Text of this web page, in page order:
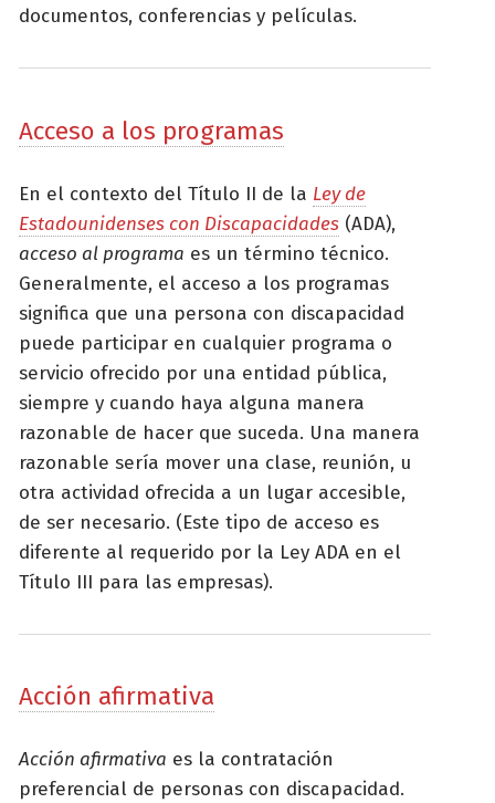
documentos, conferencias y películas.
Acceso a los programas
En el contexto del Título II de la Ley de
Estadounidenses con Discapacidades (ADA),
acceso al programa es un término técnico.
Generalmente, el acceso a los programas
significa que una persona con discapacidad
puede participar en cualquier programa o
servicio ofrecido por una entidad pública,
siempre y cuando haya alguna manera
razonable de hacer que suceda. Una manera
razonable sería mover una clase, reunión, u
otra actividad ofrecida a un lugar accesible,
de ser necesario. (Este tipo de acceso es
diferente al requerido por la Ley ADA en el
Título III para las empresas).
Acción afirmativa
Acción afirmativa es la contratación
preferencial de personas con discapacidad.